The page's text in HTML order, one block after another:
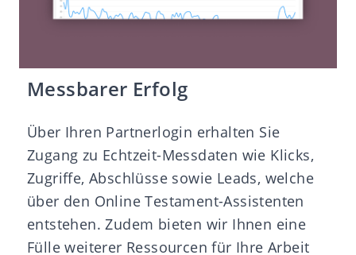
Messbarer Erfolg
Über Ihren Partnerlogin erhalten Sie
Zugang zu Echtzeit-Messdaten wie Klicks,
Zugriffe, Abschlüsse sowie Leads, welche
über den Online Testament-Assistenten
entstehen. Zudem bieten wir Ihnen eine
Fülle weiterer Ressourcen für Ihre Arbeit